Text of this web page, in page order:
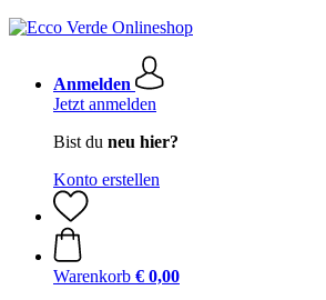
Anmelden
Jetzt anmelden
Bist du neu hier?
Konto erstellen
Warenkorb € 0,00